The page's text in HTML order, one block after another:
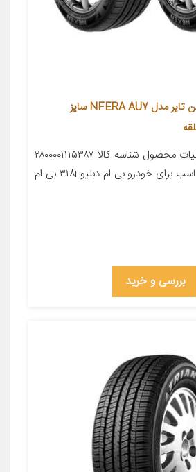
لاستیک خودرو نکسن تایر مدل NFERA AU7 سایز
معرفی محصول جزئیات محصول شناسه کالا ۲۸۰۰۰۰۱۱۱۵۳۸۷
سال ساخت ۲۰۲۲ مناسب برای خودرو بی ام دبلیو ۳۱۸i بی ام
بررسی و خرید